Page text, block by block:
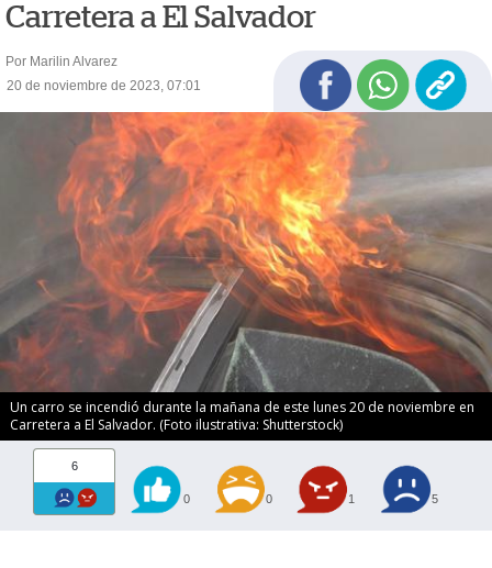
Carretera a El Salvador
Por Marilin Alvarez
20 de noviembre de 2023, 07:01
Un carro se incendió durante la mañana de este lunes 20 de noviembre en
Carretera a El Salvador. (Foto ilustrativa: Shutterstock)
6
0 0 1 5